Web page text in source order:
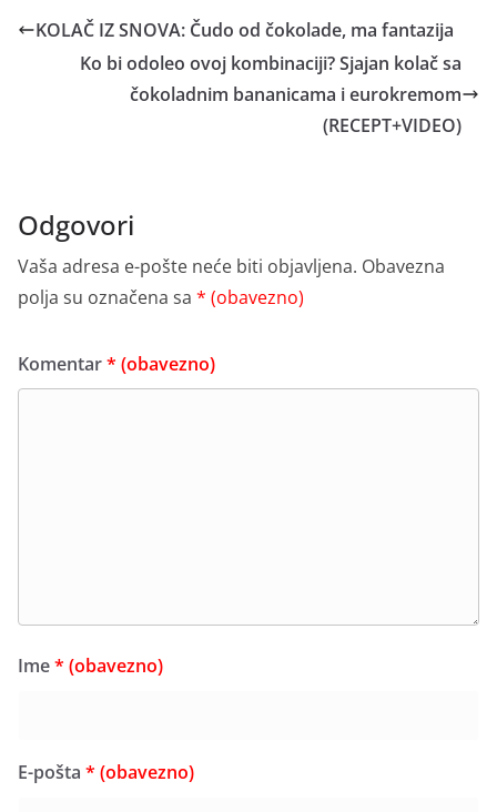
KOLAČ IZ SNOVA: Čudo od čokolade, ma fantazija
Ko bi odoleo ovoj kombinaciji? Sjajan kolač sa
čokoladnim bananicama i eurokremom
(RECEPT+VIDEO)
Odgovori
Vaša adresa e-pošte neće biti objavljena. Obavezna
polja su označena sa * (obavezno)
Komentar* (obavezno)
Ime* (obavezno)
E-pošta * (obavezno)